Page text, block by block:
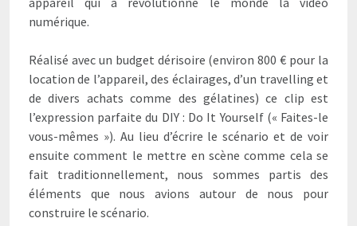
numérique.
Réalisé avec un budget dérisoire (environ 800 € pour la
location de l’appareil, des éclairages, d’un travelling et
de divers achats comme des gélatines) ce clip est
l’expression parfaite du DIY : Do It Yourself (« Faites-le
vous-mêmes »). Au lieu d’écrire le scénario et de voir
ensuite comment le mettre en scène comme cela se
fait traditionnellement, nous sommes partis des
éléments que nous avions autour de nous pour
construire le scénario.